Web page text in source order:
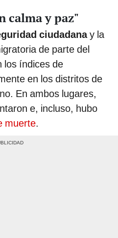
calma y paz"
ciudadanay la
de parte del
los índices de
en los distritos de
En ambos lugares,
e, incluso, hubo
muerte.